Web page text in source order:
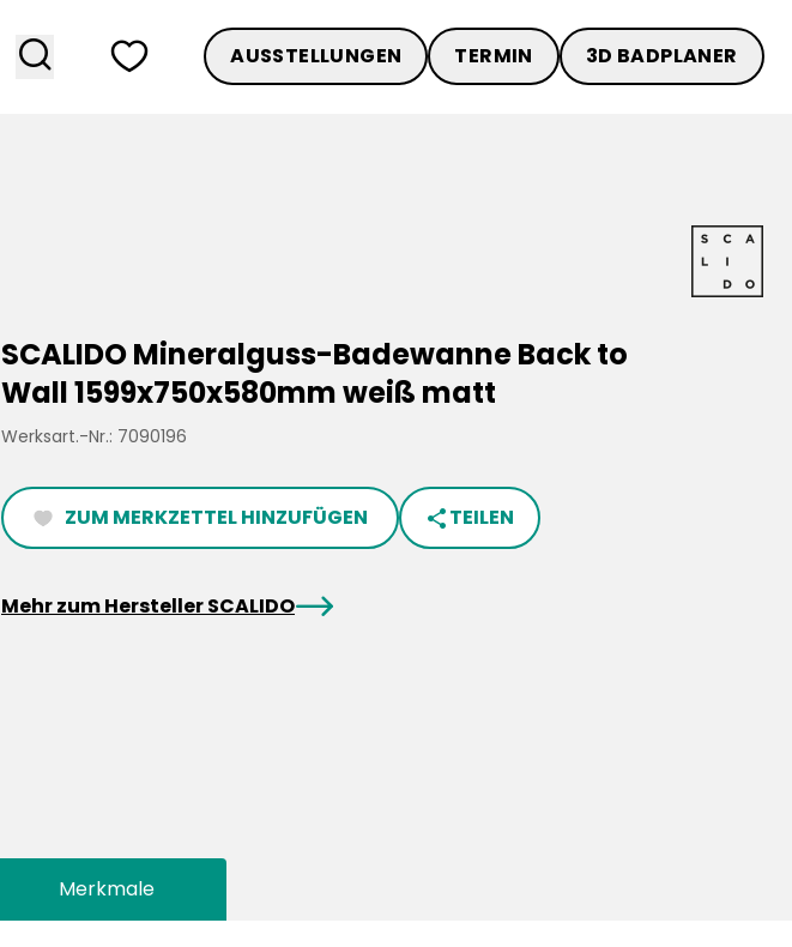
search heart AUSSTELLUNGEN TERMIN 3D BADPLANER
SCALIDO Mineralguss-Badewanne Back to
Wall 1599x750x580mm weiß matt
Werksart.-Nr.: 7090196
heartFilled ZUM MERKZETTEL HINZUFÜGEN share TEILEN
Mehr zum Hersteller SCALIDOarrowRight
Merkmale